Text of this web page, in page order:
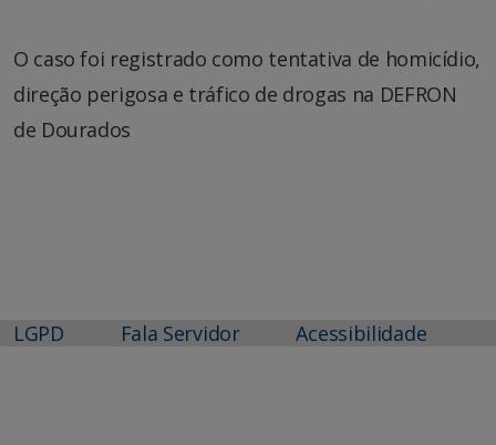
O caso foi registrado como tentativa de homicídio,
direção perigosa e tráfico de drogas na DEFRON
de Dourados
LGPD Fala Servidor Acessibilidade